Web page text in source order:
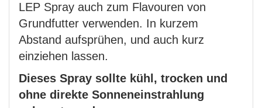
LEP Spray auch zum Flavouren von
Grundfutter verwenden. In kurzem
Abstand aufsprühen, und auch kurz
einziehen lassen.
Dieses Spray sollte kühl, trocken und
ohne direkte Sonneneinstrahlung